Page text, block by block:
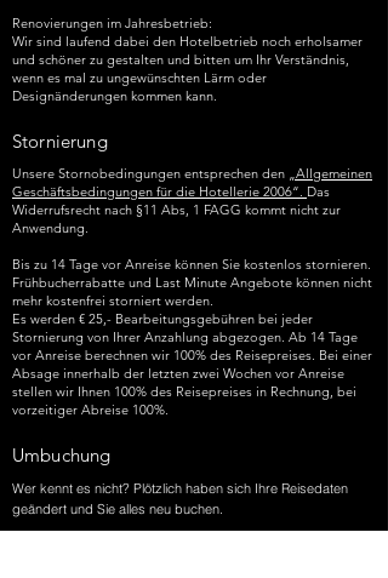
Renovierungen im Jahresbetrieb:
Wir sind laufend dabei den Hotelbetrieb noch erholsamer
und schöner zu gestalten und bitten um Ihr Verständnis,
wenn es mal zu ungewünschten Lärm oder
Designänderungen kommen kann.
Stornierung
Unsere Stornobedingungen entsprechen den „Allgemeinen
Geschäftsbedingungen für die Hotellerie 2006“. Das
Widerrufsrecht nach §11 Abs, 1 FAGG kommt nicht zur
Anwendung.
Bis zu 14 Tage vor Anreise können Sie kostenlos stornieren.
Frühbucherrabatte und Last Minute Angebote können nicht
mehr kostenfrei storniert werden.
Es werden € 25,- Bearbeitungsgebühren bei jeder
Stornierung von Ihrer Anzahlung abgezogen. Ab 14 Tage
vor Anreise berechnen wir 100% des Reisepreises. Bei einer
Absage innerhalb der letzten zwei Wochen vor Anreise
stellen wir Ihnen 100% des Reisepreises in Rechnung, bei
vorzeitiger Abreise 100%.
Umbuchung
Wer kennt es nicht? Plötzlich haben sich Ihre Reisedaten
geändert und Sie alles neu buchen.